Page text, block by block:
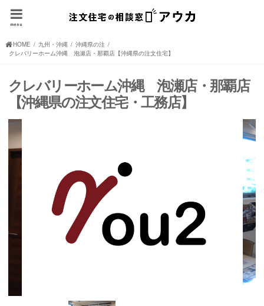
menu
HOME 九州・沖縄の注文住宅(住宅メーカー、ハウスメーカー)
沖縄県の注文住宅(住宅メーカー、ハウスメーカー)
クレバリーホーム沖縄 泡瀬店・那覇店【沖縄県の注文住宅】
クレバリーホーム沖縄 泡瀬店・那覇店
【沖縄県の注文住宅・工務店】